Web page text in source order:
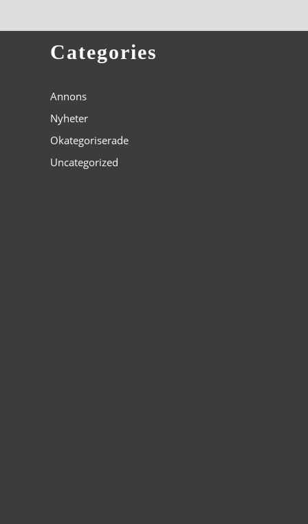
Categories
Annons
Nyheter
Okategoriserade
Uncategorized